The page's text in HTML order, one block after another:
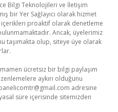
Bilgi Teknolojileri ve İletişim
bir Yer Sağlayıcı olarak hizmet
proaktif olarak denetleme
Ancak, üyelerimiz
taşımakta olup, siteye üye olarak
ücretsiz bir bilgi paylaşım
aykırı olduğunu
adresine
süre içerisinde sitemizden